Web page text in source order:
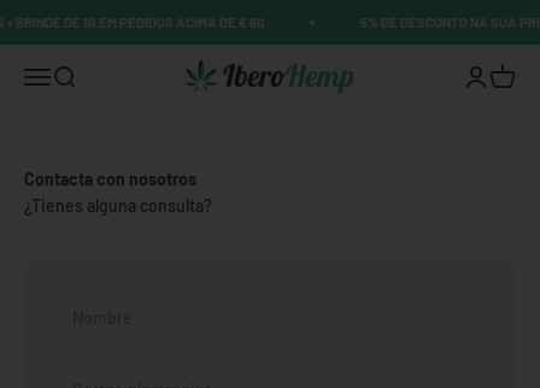
BRINDE DE 1G EM PEDIDOS ACIMA DE € 60 5% DE DESCONTO NA SUA
Abrir menú de navegación
Abrir búsqueda Distribuciones Kelgozo SL AbrirAbrir
Contacta con nosotros
¿Tienes alguna consulta?